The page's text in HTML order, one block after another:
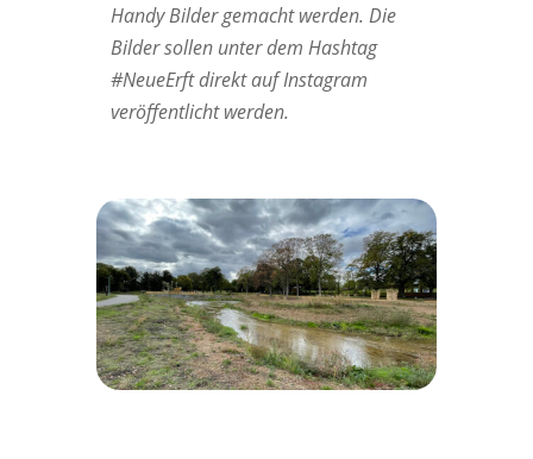
Handy Bilder gemacht werden. Die
Bilder sollen unter dem Hashtag
#NeueErft direkt auf Instagram
veröffentlicht werden.